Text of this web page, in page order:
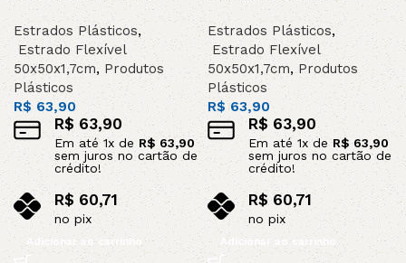
Estrados Plásticos,
Estrado Flexível
50x50x1,7cm, Produtos
Plásticos
R$ 63,90
R$63,90
Em até1x de R$ 63,90
sem juros no cartão de
crédito!
R$ 60,71
no pix
Adicionar ao carrinho
Estrados Plásticos,
Estrado Flexível
50x50x1,7cm,Produtos
Plásticos
R$63,90
R$63,90
Em até 1x deR$63,90
sem juros no cartão de
crédito!
R$60,71
no pix
Adicionar ao carrinho